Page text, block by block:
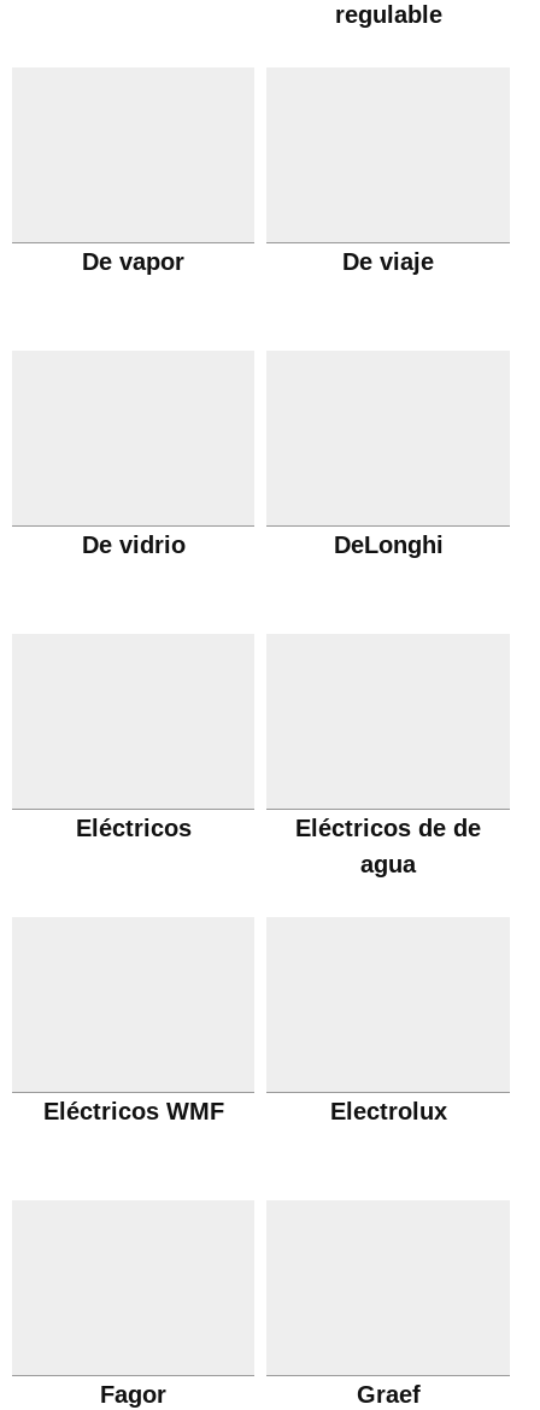
regulable
De vapor De viaje
De vidrio DeLonghi
Eléctricos
Eléctricos de de
agua
Eléctricos WMF Electrolux
Fagor Graef